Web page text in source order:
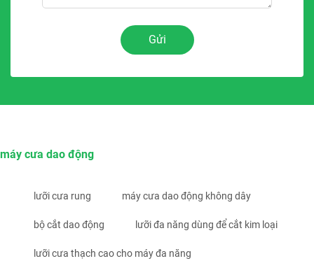
Gửi
máy cưa dao động
lưỡi cưa rung máy cưa dao động không dây
bộ cắt dao động lưỡi đa năng dùng để cắt kim loại
lưỡi cưa thạch cao cho máy đa năng